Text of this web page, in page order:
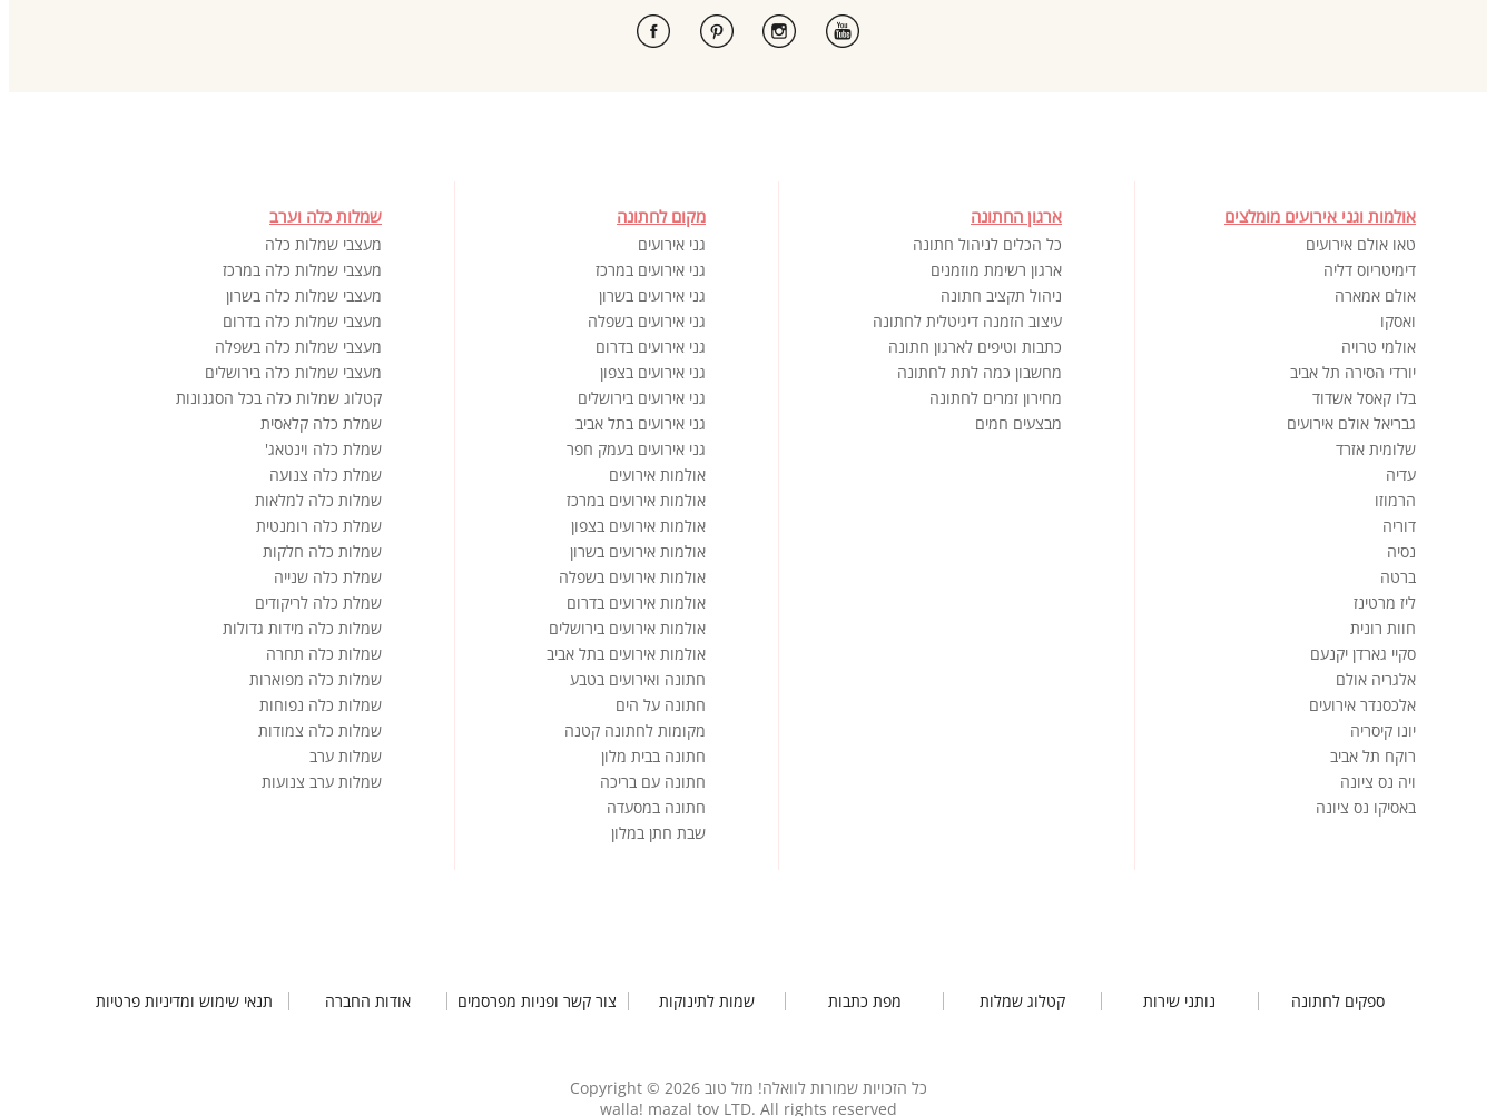
אולמות וגני אירועים מומלצים
טאו אולם אירועים
דימיטריוס דליה
אולם אמארה
ואסקו
אולמי טרויה
יורדי הסירה תל אביב
בלו קאסל אשדוד
גבריאל אולם אירועים
שלומית אזרד
עדיה
הרמוזו
דוריה
נסיה
ברטה
ליז מרטינז
חוות רונית
סקיי גארדן יקנעם
אלגריה אולם
אלכסנדר אירועים
יונו קיסריה
רוקח תל אביב
ויה נס ציונה
באסיקו נס ציונה
ארגון החתונה
כל הכלים לניהול חתונה
ארגון רשימת מוזמנים
ניהול תקציב חתונה
עיצוב הזמנה דיגיטלית לחתונה
כתבות וטיפים לארגון חתונה
מחשבון כמה לתת לחתונה
מחירון זמרים לחתונה
מבצעים חמים
מקום לחתונה
גני אירועים
גני אירועים במרכז
גני אירועים בשרון
גני אירועים בשפלה
גני אירועים בדרום
גני אירועים בצפון
גני אירועים בירושלים
גני אירועים בתל אביב
גני אירועים בעמק חפר
אולמות אירועים
אולמות אירועים במרכז
אולמות אירועים בצפון
אולמות אירועים בשרון
אולמות אירועים בשפלה
אולמות אירועים בדרום
אולמות אירועים בירושלים
אולמות אירועים בתל אביב
חתונה ואירועים בטבע
חתונה על הים
מקומות לחתונה קטנה
חתונה בבית מלון
חתונה עם בריכה
חתונה במסעדה
שבת חתן במלון
שמלות כלה וערב
מעצבי שמלות כלה
מעצבי שמלות כלה במרכז
מעצבי שמלות כלה בשרון
מעצבי שמלות כלה בדרום
מעצבי שמלות כלה בשפלה
מעצבי שמלות כלה בירושלים
קטלוג שמלות כלה בכל הסגנונות
שמלת כלה קלאסית
שמלת כלה וינטאג'
שמלת כלה צנועה
שמלות כלה למלאות
שמלת כלה רומנטית
שמלות כלה חלקות
שמלת כלה שנייה
שמלת כלה לריקודים
שמלות כלה מידות גדולות
שמלות כלה תחרה
שמלות כלה מפוארות
שמלות כלה נפוחות
שמלות כלה צמודות
שמלות ערב
שמלות ערב צנועות
ספקים לחתונה נותני שירות קטלוג שמלות מפת כתבות שמות לתינוקות צור קשר ופניות מפרסמים אודות החברה תנאי שימוש ומדיניות פרטיות
כל הזכויות שמורות לוואלה! מזל טוב Copyright © 2026
walla! mazal tov LTD. All rights reserved